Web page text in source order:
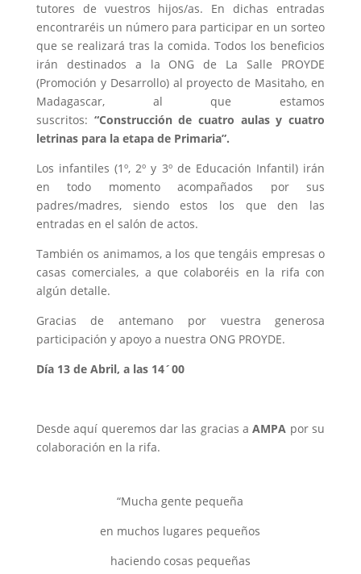
tutores de vuestros hijos/as. En dichas entradas
encontraréis un número para participar en un sorteo
que se realizará tras la comida. Todos los beneficios
irán destinados a la ONG de La Salle PROYDE
(Promoción y Desarrollo) al proyecto de Masitaho, en
Madagascar, al que estamos
suscritos: “Construcción de cuatro aulas y cuatro
letrinas para la etapa de Primaria”.
Los infantiles (1º, 2º y 3º de Educación Infantil) irán
en todo momento acompañados por sus
padres/madres, siendo estos los que den las
entradas en el salón de actos.
También os animamos, a los que tengáis empresas o
casas comerciales, a que colaboréis en la rifa con
algún detalle.
Gracias de antemano por vuestra generosa
participación y apoyo a nuestra ONG PROYDE.
Día 13 de Abril, a las 14´00
Desde aquí queremos dar las gracias aAMPA por su
colaboración en la rifa.
“Mucha gente pequeña
en muchos lugares pequeños
haciendo cosas pequeñas